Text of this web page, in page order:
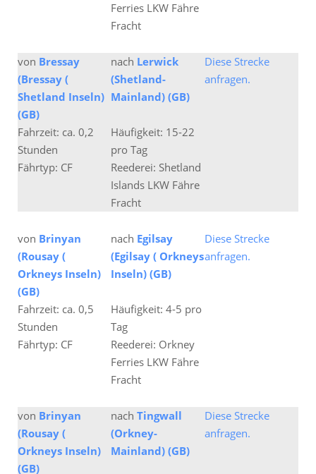
Ferries LKW Fähre
Fracht
von Bressay
(Bressay (
Shetland Inseln)
(GB)
nach Lerwick
(Shetland-
Mainland) (GB)
Diese Strecke
anfragen.
Fahrzeit: ca. 0,2
Stunden
Häufigkeit: 15-22
pro Tag
Fährtyp: CF
Reederei: Shetland
Islands LKW Fähre
Fracht
von Brinyan
(Rousay (
Orkneys Inseln)
(GB)
nach Egilsay
(Egilsay ( Orkneys
Inseln) (GB)
Diese Strecke
anfragen.
Fahrzeit: ca. 0,5
Stunden
Häufigkeit: 4-5 pro
Tag
Fährtyp: CF
Reederei: Orkney
Ferries LKW Fähre
Fracht
von Brinyan
(Rousay (
Orkneys Inseln)
(GB)
nach Tingwall
(Orkney-
Mainland) (GB)
Diese Strecke
anfragen.